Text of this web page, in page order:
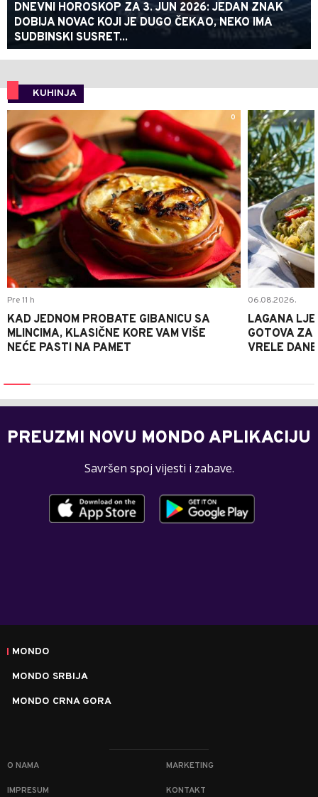
DNEVNI HOROSKOP ZA 3. JUN 2026: JEDAN ZNAK
DOBIJA NOVAC KOJI JE DUGO ČEKAO, NEKO IMA
SUDBINSKI SUSRET...
KUHINJA
0
Pre 11 h
KAD JEDNOM PROBATE GIBANICU SA
MLINCIMA, KLASIČNE KORE VAM VIŠE
NEĆE PASTI NA PAMET
06.08.2026.
LAGANA
GOTOVA ZA
VRELE DANE
PREUZMI NOVU MONDO APLIKACIJU
Savršen spoj vijesti i zabave.
MONDO
MONDO SRBIJA
MONDO CRNA GORA
O NAMA MARKETING
IMPRESUM KONTAKT